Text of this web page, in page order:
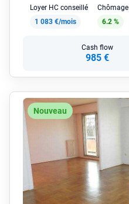
Loyer HC conseillé
1 083 €/mois
Chômage
6.2 %
Cash flow
985 €
Nouveau